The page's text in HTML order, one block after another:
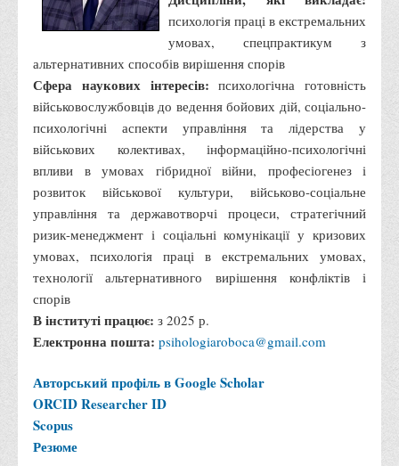
Туризму та готельно-ресторанної справи
Фізичного виховання та спорту
Менеджменту та публічного управління
Інноваційної економіки та цифрових технологій
Психології
Права
Обліку та оподаткування
Іноземної філології та перекладу
Відділи
Реклами та зв'язків з громадськістю
Наукової роботи та міжнародної співпраці
Здобутки студентів
Міжнародна діяльність
психологія праці в екстремальних
умовах, спецпрактикум з
альтернативних способів вирішення спорів
Сфера наукових інтересів:психологічна готовність
військовослужбовців до ведення бойових дій, соціально-
психологічні аспекти управління та лідерства у
військових колективах, інформаційно-психологічні
впливи в умовах гібридної війни, професіогенез і
розвиток військової культури, військово-соціальне
управління та державотворчі процеси, стратегічний
ризик-менеджмент і соціальні комунікації у кризових
умовах, психологія праці в екстремальних умовах,
технології альтернативного вирішення конфліктів і
спорів
В інституті працює: з 2025 р.
Електронна пошта: psihologiaroboca@gmail.com
Авторський профіль в Google Scholar
ORCIDResearcher ID
Scopus
Резюме